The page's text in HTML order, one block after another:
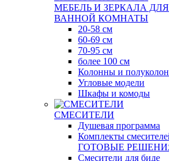
МЕБЕЛЬ И ЗЕРКАЛА ДЛЯ
ВАННОЙ КОМНАТЫ
20-58 см
60-69 см
70-95 см
более 100 см
Колонны и
Угловые модели
Шкафы и комоды
СМЕСИТЕЛИ
Душевая программа
Комплекты
ГОТОВЫЕ
Смесители для биде